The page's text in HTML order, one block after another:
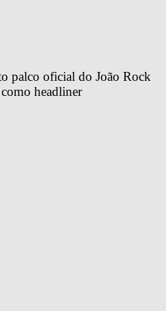
palco oficial do João Rock
headliner